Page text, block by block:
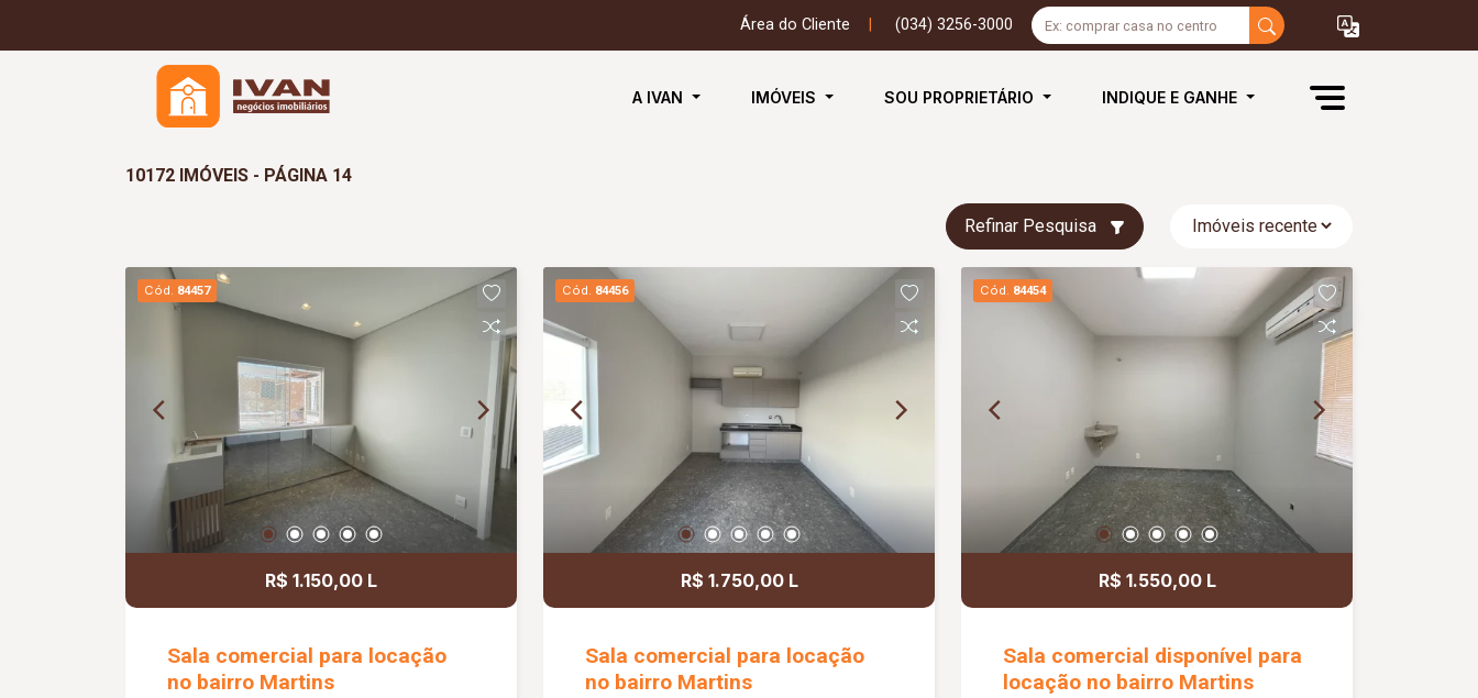
Área do Cliente (034) 3256-3000
A IVAN IMÓVEIS SOU PROPRIETÁRIO INDIQUE E GANHE
10172 IMÓVEIS - PÁGINA 14
Refinar Pesquisa
Cód. 84457
R$ 1.150,00 L
Sala comercial para locação
no bairro Martins
Cód. 84456
R$ 1.750,00 L
Sala comercial para locação
no bairro Martins
Cód. 84454
R$ 1.550,00 L
Sala comercial disponível para
locação no bairro Martins